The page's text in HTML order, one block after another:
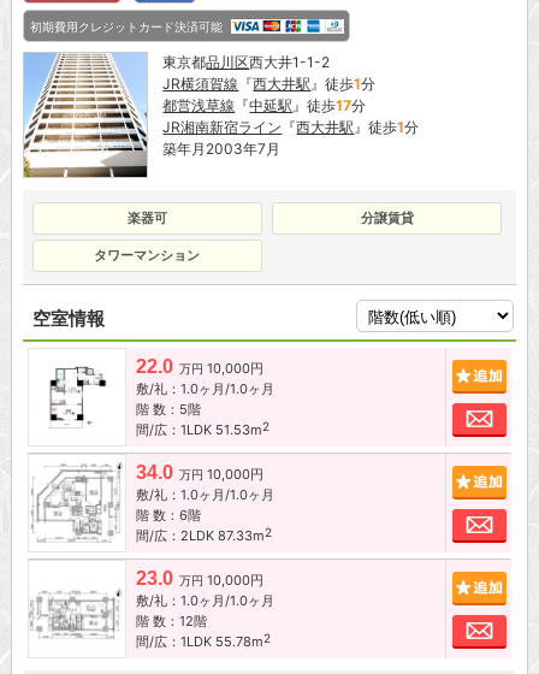
初期費用クレジットカード決済可能
東京都品川区西大井1-1-2
JR横須賀線 『西大井駅』徒歩1分
都営浅草線 『中延駅』徒歩17分
JR湘南新宿ライン 『西大井駅』徒歩1分
築年月2003年7月
楽器可 分譲賃貸
タワーマンション
空室情報
22.0 万円 10,000円
敷/礼：1.0ヶ月/1.0ヶ月
階 数：5階
間/広：1LDK 51.53m2
お
34.0 万円 10,000円
敷/礼：1.0ヶ月/1.0ヶ月
階 数：6階
間/広：2LDK 87.33m2
お
23.0 万円 10,000円
敷/礼：1.0ヶ月/1.0ヶ月
階 数：12階
間/広：1LDK 55.78m2
お